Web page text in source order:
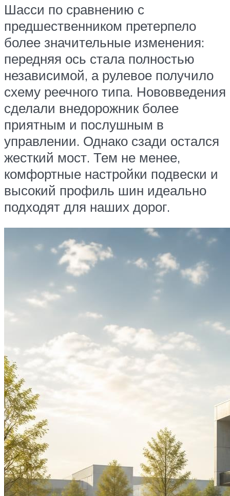
Шасси по сравнению с
предшественником претерпело
более значительные изменения:
передняя ось стала полностью
независимой, а рулевое получило
схему реечного типа. Нововведения
сделали внедорожник более
приятным и послушным в
управлении. Однако сзади остался
жесткий мост. Тем не менее,
комфортные настройки подвески и
высокий профиль шин идеально
подходят для наших дорог.